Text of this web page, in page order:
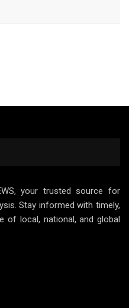
your trusted source for
Stay informed with timely,
of local, national, and global